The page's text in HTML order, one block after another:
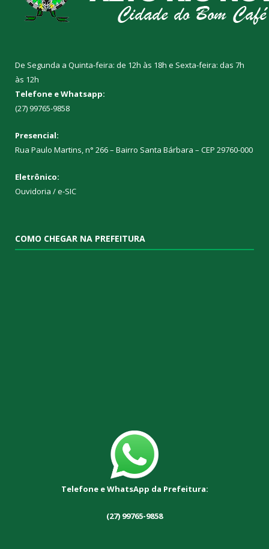
De Segunda a Quinta-feira: de 12h às 18h e Sexta-feira: das 7h
às 12h
Telefone e Whatsapp:
(27) 99765-9858
Presencial:
Rua Paulo Martins, n° 266 – Bairro Santa Bárbara – CEP 29760-000
Eletrônico:
Ouvidoria /e-SIC
COMO CHEGAR NA PREFEITURA
Telefone e WhatsApp da Prefeitura:
(27) 99765-9858